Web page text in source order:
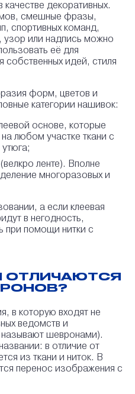
декоративных.
смешные фразы,
спортивных команд,
или надпись можно
её для
идей, стиля
форм, цветов и
категории нашивок:
основе, которые
любом участке ткани с
ленте). Вполне
многоразовых и
а если клеевая
в негодность,
при помощи нитки с
ОТЛИЧАЮТСЯ
в которую входят не
ведомств и
шевронами).
в отличие от
из ткани и ниток. В
перенос изображения с